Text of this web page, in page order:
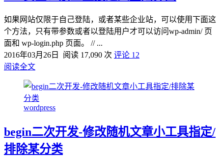
如果网站仅限于自己登陆，或者某些企业站，可以使用下面这
个方法，只有带参数或者以登陆用户才可以访问wp-admin/ 页
面和 wp-login.php 页面。 // ...
2016年03月26日
阅读 17,090 次 评论 12
阅读全文
wordpress
begin二次开发-修改随机文章小工具指定/
排除某分类